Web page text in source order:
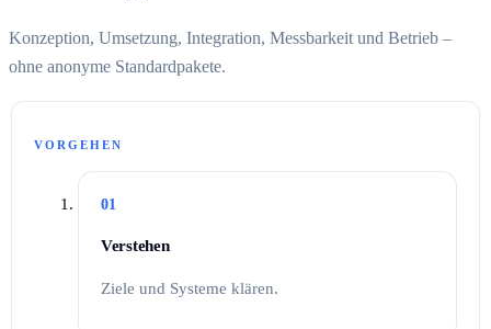
Konzeption, Umsetzung, Integration, Messbarkeit und Betrieb –
ohne anonyme Standardpakete.
VORGEHEN
01
Verstehen
Ziele und Systeme klären.